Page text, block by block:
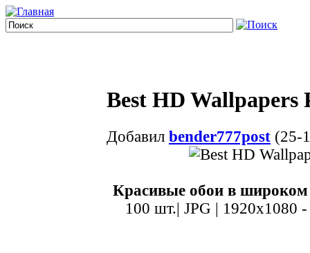
Best HD Wallpapers
Добавил bender777post (25-
Красивые обои в широком
100 шт.| JPG | 1920x1080